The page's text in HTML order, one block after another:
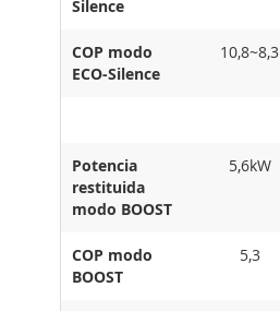
Silence
COP modo
ECO-Silence
10,8~8,3
Potencia
restituida
modo BOOST
5,6kW
COP modo
BOOST
5,3